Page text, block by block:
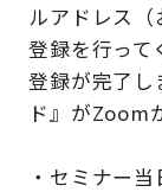
ルアドレス（
登録を行って
登録が完了し
ド』がZoom
・セミナー